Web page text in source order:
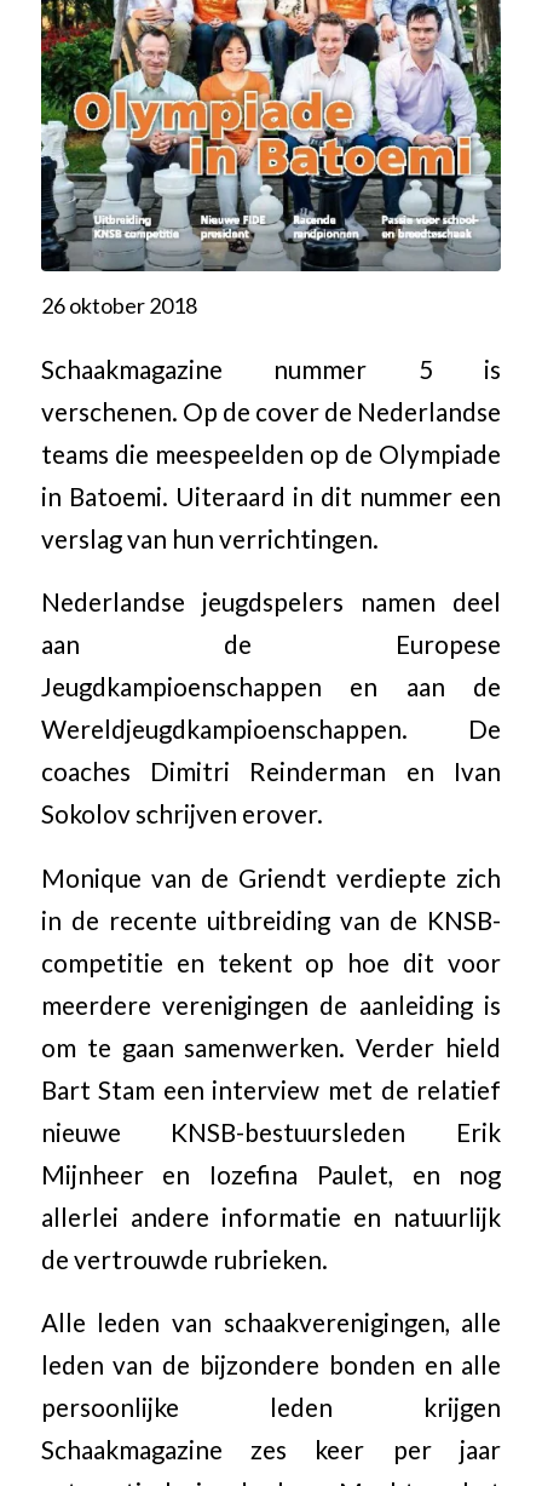
26 oktober 2018
Schaakmagazine nummer 5 is
verschenen. Op de cover de Nederlandse
teams die meespeelden op de Olympiade
in Batoemi. Uiteraard in dit nummer een
verslag van hun verrichtingen.
Nederlandse jeugdspelers namen deel
aan de Europese
Jeugdkampioenschappen en aan de
Wereldjeugdkampioenschappen. De
coaches Dimitri Reinderman en Ivan
Sokolov schrijven erover.
Monique van de Griendt verdiepte zich
in de recente uitbreiding van de KNSB-
competitie en tekent op hoe dit voor
meerdere verenigingen de aanleiding is
om te gaan samenwerken. Verder hield
Bart Stam een interview met de relatief
nieuwe KNSB-bestuursleden Erik
Mijnheer en Iozefina Paulet, en nog
allerlei andere informatie en natuurlijk
de vertrouwde rubrieken.
Alle leden van schaakverenigingen, alle
leden van de bijzondere bonden en alle
persoonlijke leden krijgen
Schaakmagazine zes keer per jaar